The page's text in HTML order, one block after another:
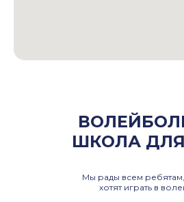
ШКОЛА
Мы рады всем
хотят играть в